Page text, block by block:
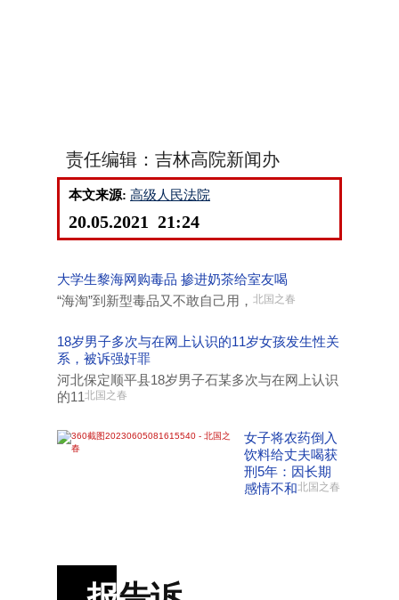
责任编辑：吉林高院新闻办
本文来源: 高级人民法院
20.05.2021 21:24
大学生黎海网购毒品 掺进奶茶给室友喝
“海淘”到新型毒品又不敢自己用， 北国之春
18岁男子多次与在网上认识的11岁女孩发生性关
系，被诉强奸罪
河北保定顺平县18岁男子石某多次与在网上认识
的11北国之春
女子将农药倒入
饮料给丈夫喝获
刑5年：因长期
感情不和北国之春